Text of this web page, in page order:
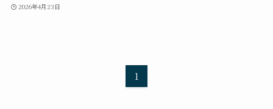
2026年4月23日
1